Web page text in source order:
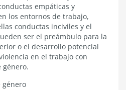
empáticas y
los entornos de trabajo,
conductas inciviles y el
ser el preámbulo para la
o el desarrollo potencial
en el trabajo con
género.
género